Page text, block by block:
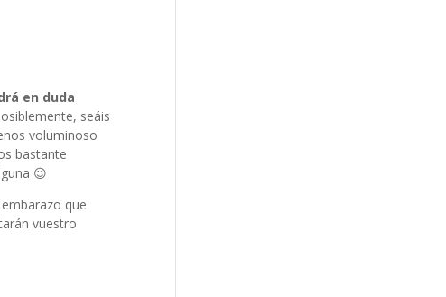
en duda
seáis
voluminoso
bastante
😉
que
vuestro